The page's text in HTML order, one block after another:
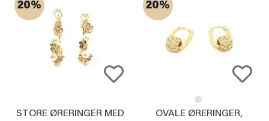
20%
STORE ØRERINGER MED
20%
OVALE ØRERINGER,